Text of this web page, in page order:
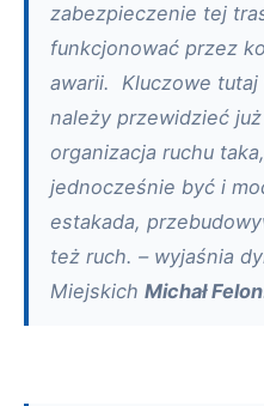
zabezpieczenie tej
funkcjonować przez
awarii. Kluczowe
należy przewidzieć
organizacja ruchu
jednocześnie być i
estakada,
też ruch. – wyjaśnia
Miejskich Michał Felon